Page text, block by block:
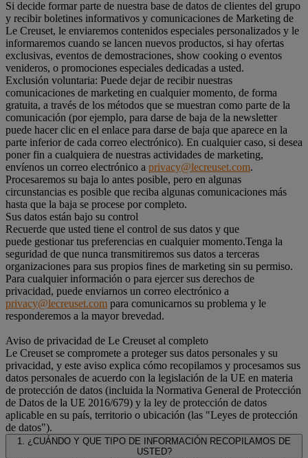
Si decide formar parte de nuestra base de datos de clientes del grupo
y recibir boletines informativos y comunicaciones de Marketing de
Le Creuset, le enviaremos contenidos especiales personalizados y le
informaremos cuando se lancen nuevos productos, si hay ofertas
exclusivas, eventos de demostraciones, show cooking o eventos
venideros, o promociones especiales dedicadas a usted.
Exclusión voluntaria: Puede dejar de recibir nuestras
comunicaciones de marketing en cualquier momento, de forma
gratuita, a través de los métodos que se muestran como parte de la
comunicación (por ejemplo, para darse de baja de la newsletter
puede hacer clic en el enlace para darse de baja que aparece en la
parte inferior de cada correo electrónico). En cualquier caso, si desea
poner fin a cualquiera de nuestras actividades de marketing,
envíenos un correo electrónico a privacy@lecreuset.com.
Procesaremos su baja lo antes posible, pero en algunas
circunstancias es posible que reciba algunas comunicaciones más
hasta que la baja se procese por completo.
Sus datos están bajo su control
Recuerde que usted tiene el control de sus datos y que
puede gestionar tus preferencias en cualquier momento.Tenga la
seguridad de que nunca transmitiremos sus datos a terceras
organizaciones para sus propios fines de marketing sin su permiso.
Para cualquier información o para ejercer sus derechos de
privacidad, puede enviarnos un correo electrónico a
privacy@lecreuset.com para comunicarnos su problema y le
responderemos a la mayor brevedad.
Aviso de privacidad de Le Creuset al completo
Le Creuset se compromete a proteger sus datos personales y su
privacidad, y este aviso explica cómo recopilamos y procesamos sus
datos personales de acuerdo con la legislación de la UE en materia
de protección de datos (incluida la Normativa General de Protección
de Datos de la UE 2016/679) y la ley de protección de datos
aplicable en su país, territorio o ubicación (las "Leyes de protección
de datos").
1. ¿CUÁNDO Y QUE TIPO DE INFORMACIÓN RECOPILAMOS DE
USTED?